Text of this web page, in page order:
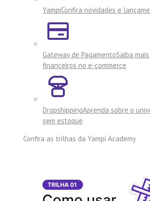
YampiConfira novidades e
Gateway de PagamentoSaiba
financeiros no e-commerce
DropshippingAprenda sobre o
sem estoque
Confira as trilhas da Yampi Academy